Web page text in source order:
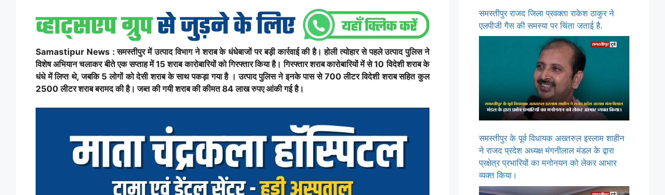
Samastipur News : समस्तीपुर में उत्पाद विभाग ने शराब के धंधेबाजों पर बड़ी कार्रवाई की है। होली त्योहार से पहले उत्पाद पुलिस ने
विशेष अभियान चलाकर बीते एक सप्ताह में 15 शराब कारोबारियों को गिरफ्तार किया है। गिरफ्तार शराब कारोबारियों में से 10 विदेशी शराब के
धंधे में लिप्त थे, जबकि 5 लोगों को देसी शराब के साथ पकड़ा गया है । उत्पाद पुलिस ने इनके पास से 700 लीटर विदेशी शराब सहित कुल
2500 लीटर शराब बरामद की है। जब्त की गयी शराब की कीमत 84 लाख रुपए आंकी गई है।
समस्तीपुर राजद जिला प्रवक्ता राकेश ठाकुर ने
एलपीजी गैस की समस्या पर चिंता जताई है.
समस्तीपुर के पूर्व विधायक अख्तरुल इस्लाम शाहीन
ने राजद प्रदेश अध्यक्ष मंगनीलाल मंडल के द्वारा
प्रक्षेत्र प्रभारियों का मनोनयन को लेकर आभार
व्यक्त किया।